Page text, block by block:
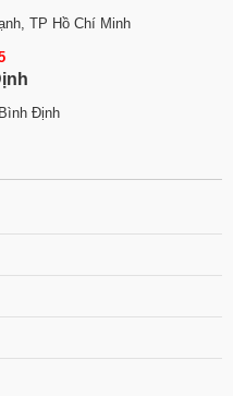
TP Hồ Chí Minh
Định